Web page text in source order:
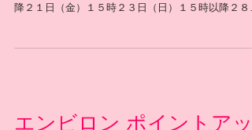
降２１日（金）１５時２３日（日）１５時以降２８
エンビロン ポイントアッ